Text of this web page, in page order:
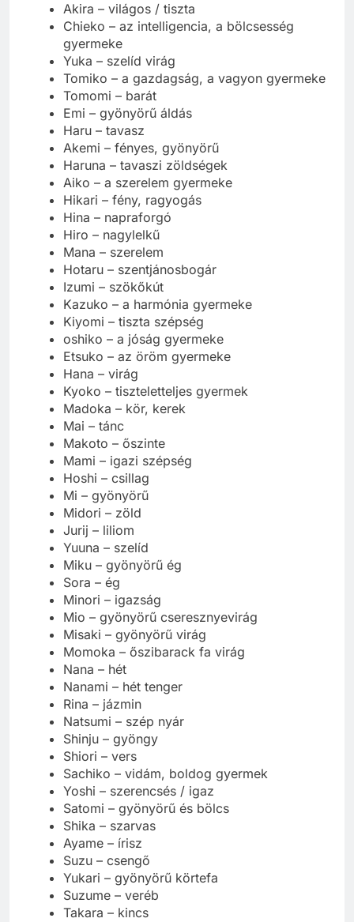
Akira – világos / tiszta
Chieko – az intelligencia, a bölcsesség
gyermeke
Yuka – szelíd virág
Tomiko – a gazdagság, a vagyon gyermeke
Tomomi – barát
Emi – gyönyörű áldás
Haru – tavasz
Akemi – fényes, gyönyörű
Haruna – tavaszi zöldségek
Aiko – a szerelem gyermeke
Hikari – fény, ragyogás
Hina – napraforgó
Hiro – nagylelkű
Mana – szerelem
Hotaru – szentjánosbogár
Izumi – szökőkút
Kazuko – a harmónia gyermeke
Kiyomi – tiszta szépség
oshiko – a jóság gyermeke
Etsuko – az öröm gyermeke
Hana – virág
Kyoko – tiszteletteljes gyermek
Madoka – kör, kerek
Mai – tánc
Makoto – őszinte
Mami – igazi szépség
Hoshi – csillag
Mi – gyönyörű
Midori – zöld
Jurij – liliom
Yuuna – szelíd
Miku – gyönyörű ég
Sora – ég
Minori – igazság
Mio – gyönyörű cseresznyevirág
Misaki – gyönyörű virág
Momoka – őszibarack fa virág
Nana – hét
Nanami – hét tenger
Rina – jázmin
Natsumi – szép nyár
Shinju – gyöngy
Shiori – vers
Sachiko – vidám, boldog gyermek
Yoshi – szerencsés / igaz
Satomi – gyönyörű és bölcs
Shika – szarvas
Ayame – írisz
Suzu – csengő
Yukari – gyönyörű körtefa
Suzume – veréb
Takara – kincs